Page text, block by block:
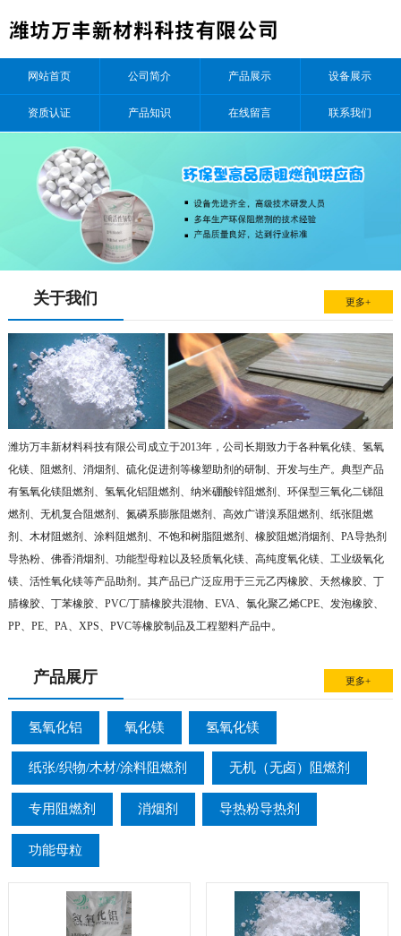
网站首页 公司简介 产品展示 设备展示
资质认证 产品知识 在线留言 联系我们
关于我们 更多+
潍坊万丰新材料科技有限公司成立于2013年，公司长期致力于各种氧化镁、氢氧
化镁、阻燃剂、消烟剂、硫化促进剂等橡塑助剂的研制、开发与生产。典型产品
有氢氧化镁阻燃剂、氢氧化铝阻燃剂、纳米硼酸锌阻燃剂、环保型三氧化二锑阻
燃剂、无机复合阻燃剂、氮磷系膨胀阻燃剂、高效广谱溴系阻燃剂、纸张阻燃
剂、木材阻燃剂、涂料阻燃剂、不饱和树脂阻燃剂、橡胶阻燃消烟剂、PA导热剂
导热粉、佛香消烟剂、功能型母粒以及轻质氧化镁、高纯度氧化镁、工业级氧化
镁、活性氧化镁等产品助剂。其产品已广泛应用于三元乙丙橡胶、天然橡胶、丁
腈橡胶、丁苯橡胶、PVC/丁腈橡胶共混物、EVA、氯化聚乙烯CPE、发泡橡胶、
PP、PE、PA、XPS、PVC等橡胶制品及工程塑料产品中。
产品展厅 更多+
氢氧化铝 氧化镁 氢氧化镁
纸张/织物/木材/涂料阻燃剂 无机（无卤）阻燃剂
专用阻燃剂 消烟剂 导热粉导热剂
功能母粒